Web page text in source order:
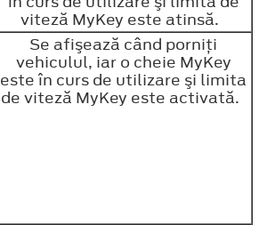
viteză MyKey este atinsă.
Se afişează când porniţi
vehiculul, iar o cheie MyKey
este în curs de utilizare şi limita
de viteză MyKey este activată.